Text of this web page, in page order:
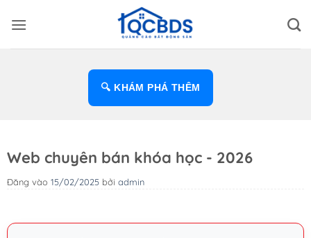
qua
🔍 KHÁM PHÁ THÊM
Web chuyên bán khóa học - 2026
Đăng vào 15/02/2025 bởi admin